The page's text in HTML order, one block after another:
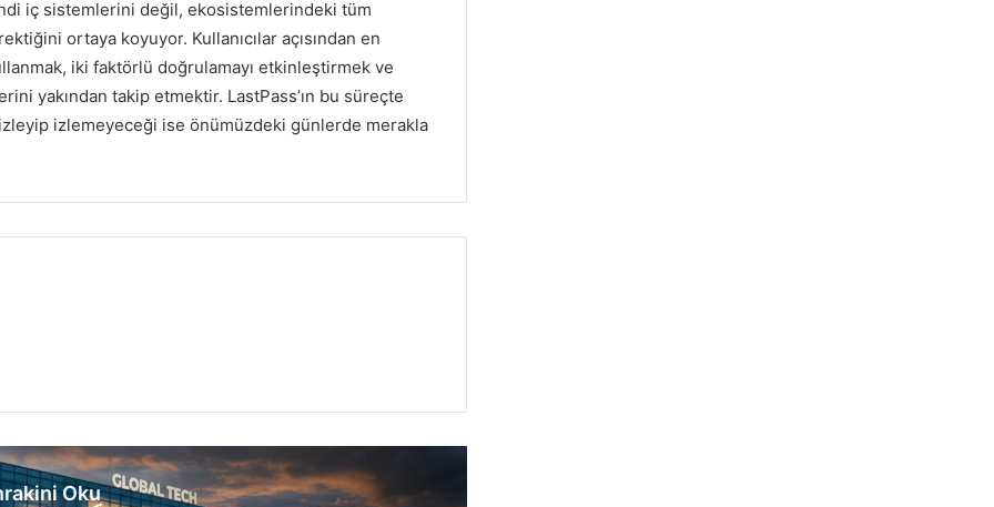
iç sistemlerini değil, ekosistemlerindeki tüm
ortaya koyuyor. Kullanıcılar açısından en
iki faktörlü doğrulamayı etkinleştirmek ve
yakından takip etmektir. LastPass’ın bu süreçte
izleyip izlemeyeceği ise önümüzdeki günlerde merakla
Oku